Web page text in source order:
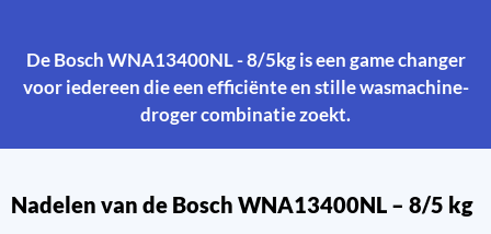
De Bosch WNA13400NL - 8/5kg is een game changer
voor iedereen die een efficiënte en stille wasmachine-
droger combinatie zoekt.
Nadelen van de Bosch WNA13400NL – 8/5 kg